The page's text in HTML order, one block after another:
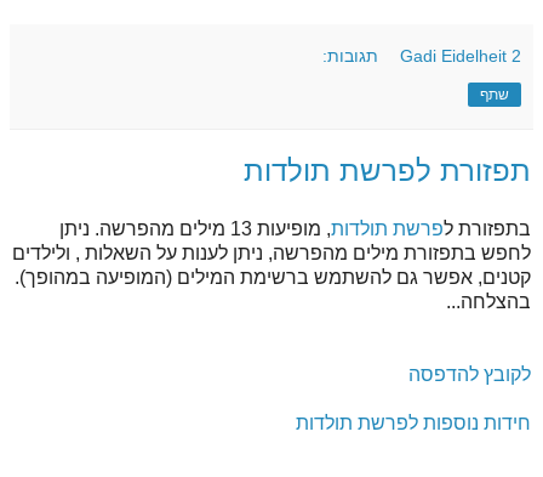
Gadi Eidelheit 2 תגובות:
שתף
תפזורת לפרשת תולדות
בתפזורת לפרשת תולדות
, מופיעות 13 מילים מהפרשה. ניתן
לחפש בתפזורת מילים מהפרשה, ניתן לענות על השאלות , ולילדים
קטנים, אפשר גם להשתמש ברשימת המילים (המופיעה במהופך).
בהצלחה...
לקובץ להדפסה
חידות נוספות לפרשת תולדות